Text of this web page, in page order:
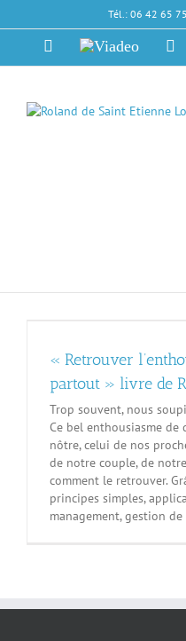
au
Tél.: 06 42 65
Viadeo
« Retrouver
partout » livre de
Trop souvent, nous
Ce bel enthousiasme de
nôtre, celui de nos
de notre couple, de
comment le retrouver.
principes simples,
management, gestion